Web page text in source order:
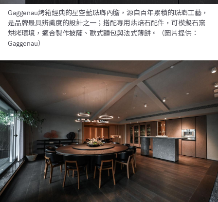
Gaggenau烤箱經典的星空藍琺瑯內膽，源自百年累積的琺瑯工藝，
是品牌最具辨識度的設計之一；搭配專用烘焙石配件，可模擬石窯
烘烤環境，適合製作披薩、歐式麵包與法式薄餅。（圖片提供：
Gaggenau）